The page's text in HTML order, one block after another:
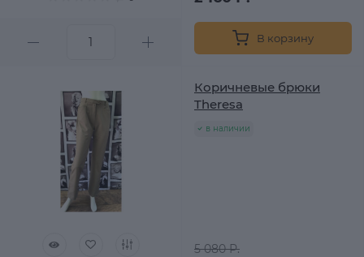
В корзину
Коричневые брюки
Theresa
в наличии
5 080 Р.